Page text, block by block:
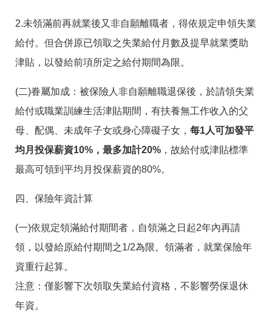
2.未領滿前再就業後又非自願離職者，得依規定申領失業
給付。但合併原已領取之失業給付月數及提早就業獎助
津貼，以發給前項所定之給付期間為限。
(二)眷屬加成：被保險人非自願離職退保後，於請領失業
給付或職業訓練生活津貼期間，有扶養無工作收入的父
母、配偶、未成年子女或身心障礙子女， 每1人可加發平
均月投保薪資10%，最多加計20% ，故給付或津貼標準
最高可領到平均月投保薪資的80%。
四、保險年資計算
(一)依規定領滿給付期間者，自領滿之日起2年內再請
領，以發給原給付期間之1/2為限。領滿者，就業保險年
資重行起算。
注意：僅影響下次領取失業給付資格，不影響勞保退休
年資。